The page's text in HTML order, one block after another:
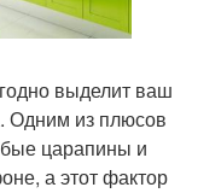
выделит ваш
Одним из плюсов
царапины и
а этот фактор